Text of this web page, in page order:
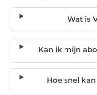
Wat is
Kan ik mijn
Hoe snel